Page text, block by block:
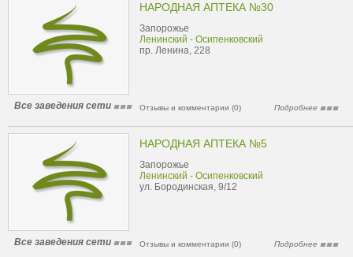
НАРОДНАЯ АПТЕКА №30
Запорожье
Ленинский - Осипенковский
пр. Ленина, 228
Все заведения сети Отзывы и комментарии (0) Подробнее
НАРОДНАЯ АПТЕКА №5
Запорожье
Ленинский - Осипенковский
ул. Бородинская, 9/12
Все заведения сети Отзывы и комментарии (0) Подробнее